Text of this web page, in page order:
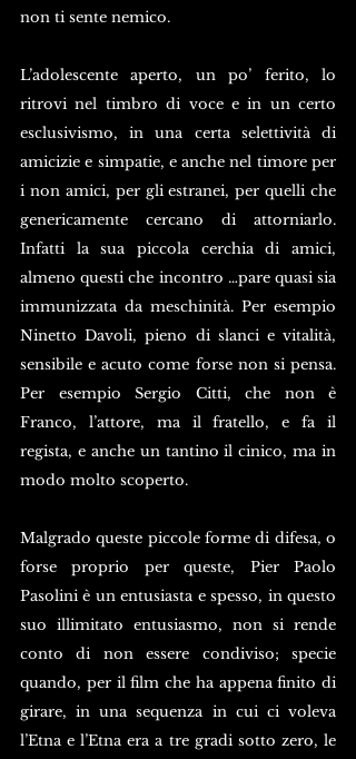
non ti sente nemico.
L’adolescente aperto, un po’ ferito, lo
ritrovi nel timbro di voce e in un certo
esclusivismo, in una certa selettività di
amicizie e simpatie, e anche nel timore per
i non amici, per gli estranei, per quelli che
genericamente cercano di attorniarlo.
Infatti la sua piccola cerchia di amici,
almeno questi che incontro …pare quasi sia
immunizzata da meschinità. Per esempio
Ninetto Davoli, pieno di slanci e vitalità,
sensibile e acuto come forse non si pensa.
Per esempio Sergio Citti, che non è
Franco, l’attore, ma il fratello, e fa il
regista, e anche un tantino il cinico, ma in
modo molto scoperto.
Malgrado queste piccole forme di difesa, o
forse proprio per queste, Pier Paolo
Pasolini è un entusiasta e spesso, in questo
suo illimitato entusiasmo, non si rende
conto di non essere condiviso; specie
quando, per il film che ha appena finito di
girare, in una sequenza in cui ci voleva
l’Etna e l’Etna era a tre gradi sotto zero, le